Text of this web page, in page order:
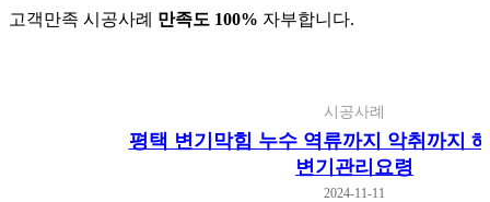
고객만족 시공사례 만족도 100% 자부합니다.
시공사례
평택 변기막힘 누수 역류까지 악취까지
변기관리요령
2024-11-11